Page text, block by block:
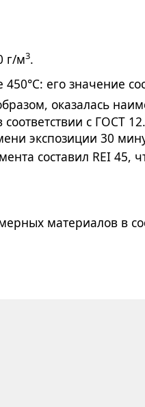
г/м3.
его значение
оказалась
с ГОСТ
экспозиции 30
составил REI 45,
материалов в